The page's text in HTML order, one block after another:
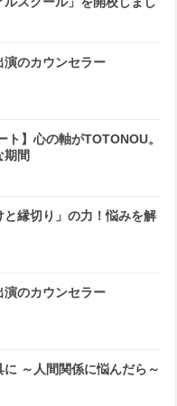
のカウンセラー
ト】心の軸がTOTONOU。
期間
縁切り」の力！悩みを解
のカウンセラー
～人間関係に悩んだら～